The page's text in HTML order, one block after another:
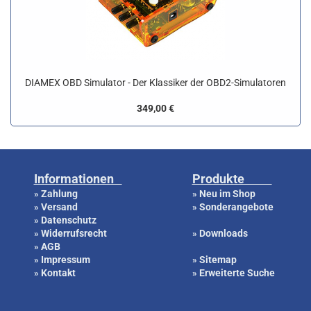
DIAMEX OBD Simulator - Der Klassiker der OBD2-Simulatoren
349,00 €
Informationen
» Zahlung
» Versand
» Datenschutz
» Widerrufsrecht
» AGB
» Impressum
» Kontakt
Produkte
» Neu im Shop
» Sonderangebote
» Downloads
» Sitemap
» Erweiterte Suche